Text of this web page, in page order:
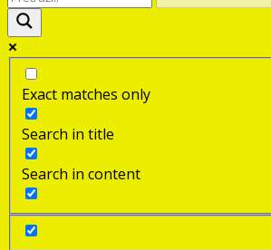
Exact matches only
Search in title
Search in content